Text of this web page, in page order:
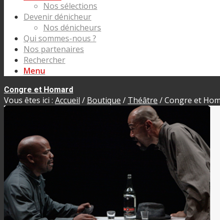
Nos sélections
Devenir dénicheur
Nos dénicheurs
Qui sommes-nous ?
Nos partenaires
Rechercher
Menu
Congre et Homard
Vous êtes ici : Accueil / Boutique / Théâtre /Congre et